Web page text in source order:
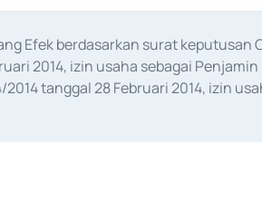
Efek berdasarkan surat keputusan
2014, izin usaha sebagai
tanggal 28 Februari 2014, izin